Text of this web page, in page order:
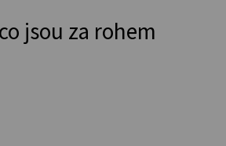
jsou za rohem